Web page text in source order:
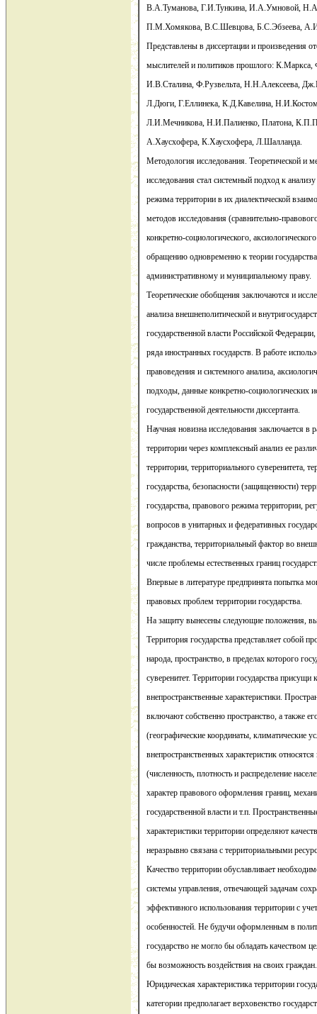
В.А.Туманова, Г.И.Тункина, И.А.Умновой,
П.М.Хомякова, В.С.Шевцова, Б.С.Эбзеева,
Представлены в диссертации и произведения
мыслителей и политиков прошлого:
И.В.Сталина, Ф.Рузвельта, Н.Н.Алексеева,
Л.Дюги, Г.Еллинека, К.Д.Кавелина,
Л.И.Мечникова, Н.И.Палиенко, Платона,
А.Хаусхофера, К.Хаусхофера, Л.Шалланда.
Методология исследования. Теоретической и
исследования стал системный подход к
режима территории в их диалектической
методов исследования (сравнительно-
конкретно-социологического,
обращению одновременно к теории
административному и муниципальному праву.
Теоретические обобщения заключаются и
анализа внешнеполитической и
государственной власти Российской
ряда иностранных государств. В работе
правоведения и системного анализа,
подходы, данные конкретно-социологических
государственной деятельности диссертанта.
Научная новизна исследования заключается в
территории через комплексный анализ ее
территории, территориального суверенитета,
государства, безопасности (защищенности)
государства, правового режима территории,
вопросов в унитарных и федеративных
гражданства, территориальный фактор во
числе проблемы естественных границ
Впервые в литературе предпринята попытка
правовых проблем территории государства.
На защиту вынесены следующие положения,
Территория государства представляет собой
народа, пространство, в пределах которого
суверенитет. Территории государства присущи
внепространственные характеристики.
включают собственно пространство, а также
(географические координаты, климатические
внепространственных характеристик относятся
(численность, плотность и распределение
характер правового оформления границ,
государственной власти и т.п.
характеристики территории определяют
неразрывно связана с территориальными
Качество территории обуславливает
системы управления, отвечающей задачам
эффективного использования территории с
особенностей. Не будучи оформленным в
государство не могло бы обладать качеством
бы возможность воздействия на своих граждан.
Юридическая характеристика территории
категории предполагает верховенство